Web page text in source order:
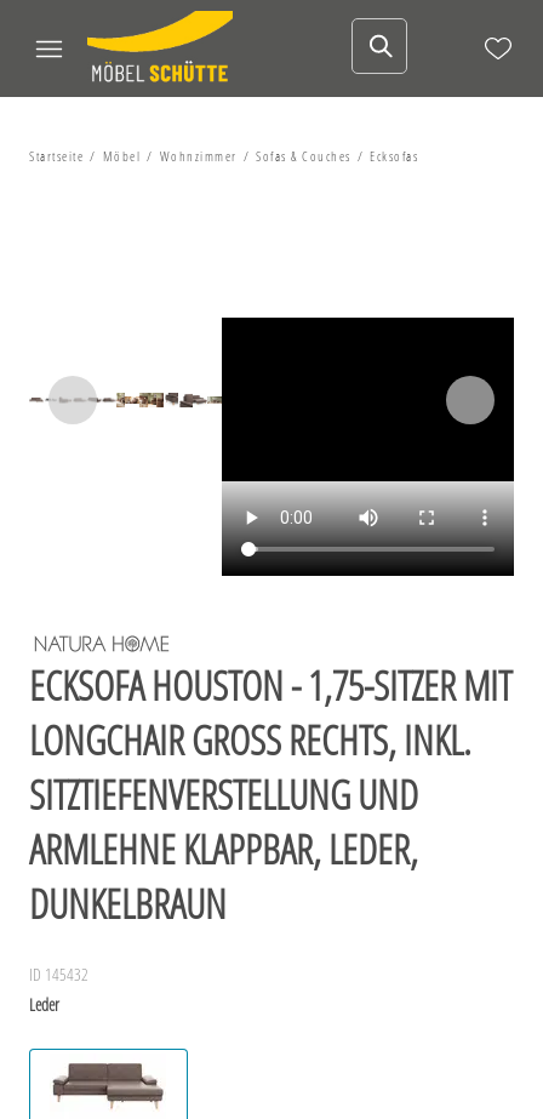
Startseite Möbel Wohnzimmer Sofas & Couches Ecksofas
ECKSOFA HOUSTON - 1,75-SITZER MIT
LONGCHAIR GROSS RECHTS, INKL. S
ITZTIEFENVERSTELLUNG UND A
RMLEHNE KLAPPBAR, LEDER, D
UNKELBRAUN
ID 145432
Leder